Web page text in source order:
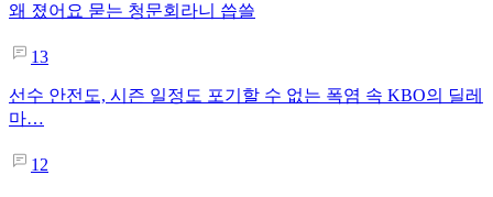
왜 졌어요 묻는 청문회라니 씁쓸
13
선수 안전도, 시즌 일정도 포기할 수 없는 폭염 속 KBO의 딜레
마…
12